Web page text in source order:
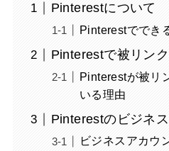
Pinterestについて
Pinterestででき
Pinterestで被リン
Pinterestが被リ
いる理由
Pinterestのビジネ
ビジネスアカウ